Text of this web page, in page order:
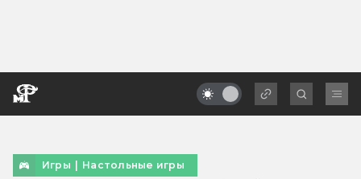
Игры | Настольные игры